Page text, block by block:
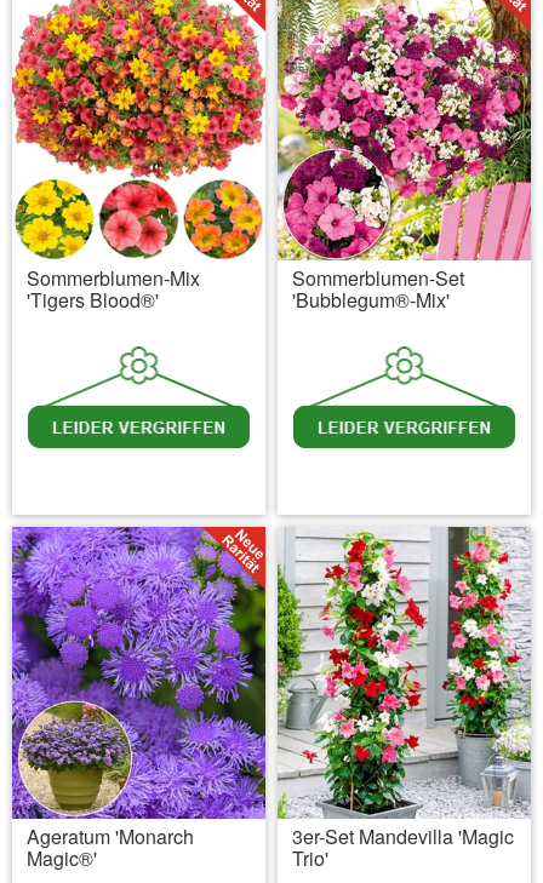
Sommerblumen-Mix
'Tigers Blood®'
Sommerblumen-Set
'Bubblegum®-Mix'
Ageratum 'Monarch
Magic®'
3er-Set Mandevilla 'Magic
Trio'